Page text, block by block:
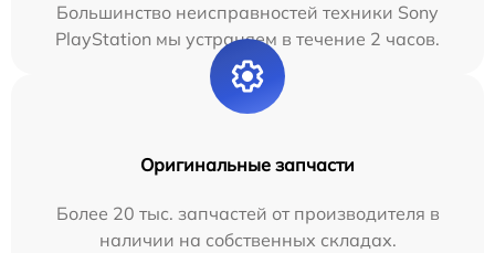
Большинство неисправностей техники Sony
PlayStation мы устраняем в течение 2 часов.
Оригинальные запчасти
Более 20 тыс. запчастей от производителя в
наличии на собственных складах.